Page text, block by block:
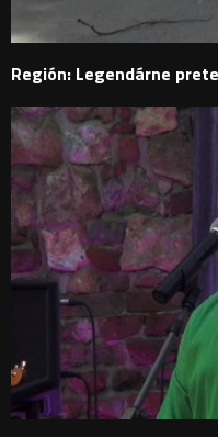
Región: Legendárne